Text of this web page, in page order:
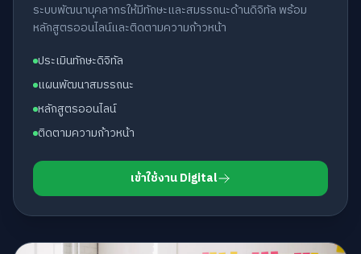
ระบบพัฒนาบุคลากรให้มีทักษะและสมรรถนะด้านดิจิทัล พร้อม
หลักสูตรออนไลน์และติดตามความก้าวหน้า
ประเมินทักษะดิจิทัล
แผนพัฒนาสมรรถนะ
หลักสูตรออนไลน์
ติดตามความก้าวหน้า
เข้าใช้งาน Digital